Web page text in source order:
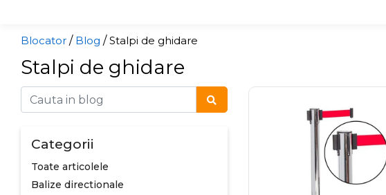
Blocator / Blog /Stalpi de ghidare
Stalpi de ghidare
Categorii
Toate articolele
Balize directionale